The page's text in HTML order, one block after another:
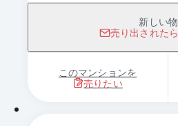
新しい
売り出された
このマンションを
売りたい